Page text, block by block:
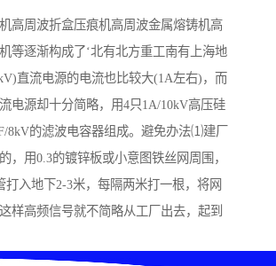
高周波折盒压痕机高周波金属熔铸机高
等逐渐构成了‘北有北方重工南有上海地
直流电源的电流也比较大(1A左右)，而
电源却十分简略，用4只1A/10kV高压硅
8kV的滤波电容器组成。避免办法⑴建厂
，用0.3的镀锌板或小意图铁丝网周围，
打入地下2-3米，每隔两米打一根，将网
样高频信号就不简略从工厂出去，起到